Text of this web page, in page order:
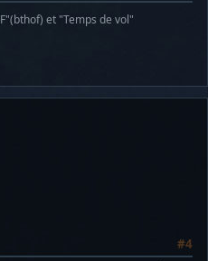
et "Temps de vol"
#4